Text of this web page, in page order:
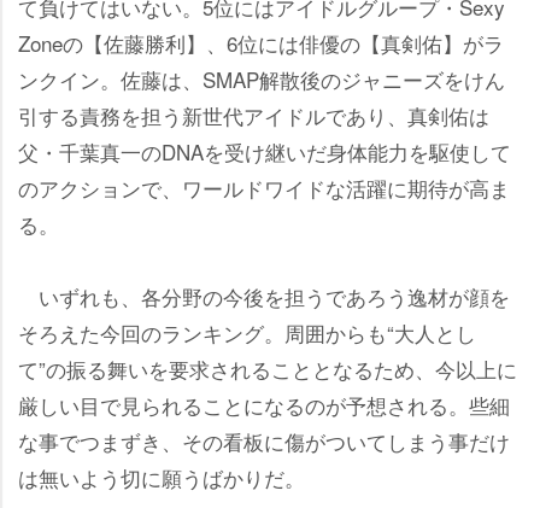
て負けてはいない。5位にはアイドルグループ・Sexy
Zoneの【佐藤勝利】、6位には俳優の【真剣佑】がラ
ンクイン。佐藤は、SMAP解散後のジャニーズをけん
引する責務を担う新世代アイドルであり、真剣佑は
父・千葉真一のDNAを受け継いだ身体能力を駆使して
のアクションで、ワールドワイドな活躍に期待が高ま
る。
いずれも、各分野の今後を担うであろう逸材が顔を
そろえた今回のランキング。周囲からも“大人とし
て”の振る舞いを要求されることとなるため、今以上に
厳しい目で見られることになるのが予想される。些細
な事でつまずき、その看板に傷がついてしまう事だけ
は無いよう切に願うばかりだ。